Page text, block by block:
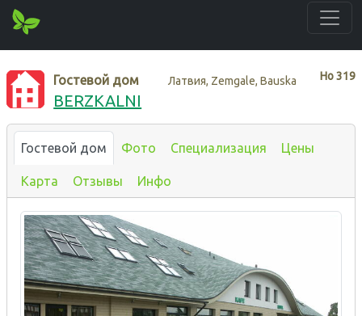
Нo319
Гостевой дом Латвия, Zemgale, Bauska
BERZKALNI
Гостевой дом Фото Специализация Цены
Карта Отзывы Инфо